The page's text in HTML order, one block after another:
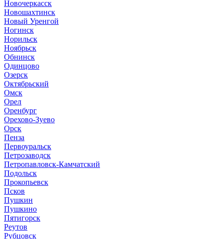
Новочеркасск
Новошахтинск
Новый Уренгой
Ногинск
Норильск
Ноябрьск
Обнинск
Одинцово
Озерск
Октябрьский
Омск
Орел
Оренбург
Орехово-Зуево
Орск
Пенза
Первоуральск
Петрозаводск
Петропавловск-Камчатский
Подольск
Прокопьевск
Псков
Пушкин
Пушкино
Пятигорск
Реутов
Рубцовск